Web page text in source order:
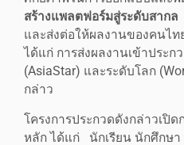
สร้างแพลตฟอร์มสู่ระดับสากล
และส่งต่อให้ผลงานของคนไ
ได้แก่ การส่งผลงานเข้าประก
(AsiaStar) และระดับโลก
กล่าว
โครงการประกวดดังกล่าวเปิ
หลัก ได้แก่ นักเรียน นักศึกษา